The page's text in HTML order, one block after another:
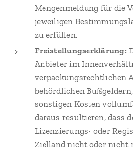
Mengenmeldung für die
jeweiligen
zu erfüllen.
Freistellungserklärung:
Anbieter im
verpackungsrechtlichen
behördlichen
sonstigen Kosten
daraus resultieren, dass
Lizenzierungs- oder
Zielland nicht oder nicht